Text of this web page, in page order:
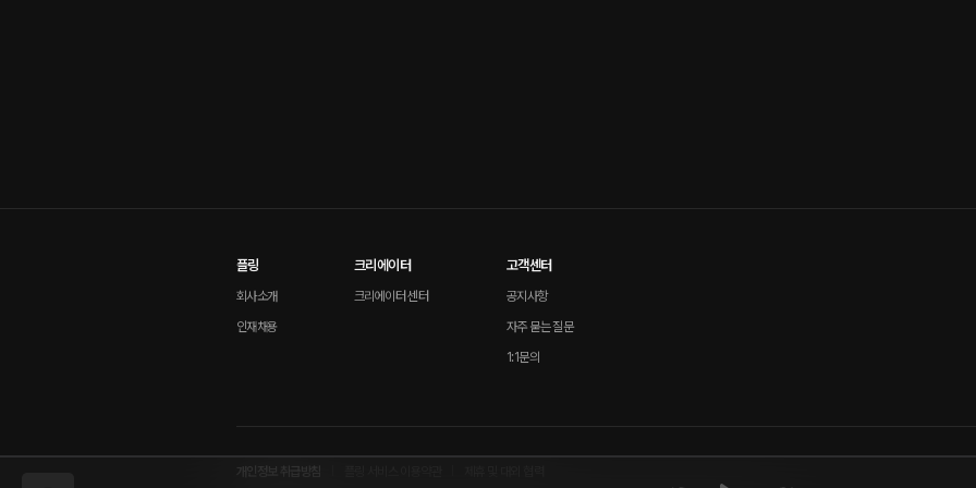
플링
회사소개
인재채용
크리에이터
크리에이터 센터
고객센터
공지사항
자주 묻는 질문
1:1문의
개인정보 취급방침